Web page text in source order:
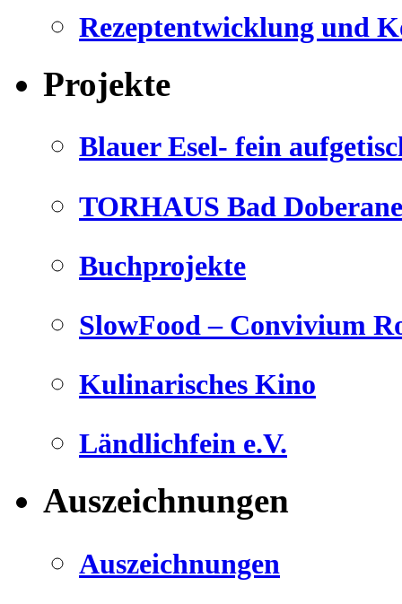
Rezeptentwicklung und
Projekte
Blauer Esel- fein
TORHAUS Bad
Buchprojekte
SlowFood – Convivium
Kulinarisches Kino
Ländlichfein e.V.
Auszeichnungen
Auszeichnungen